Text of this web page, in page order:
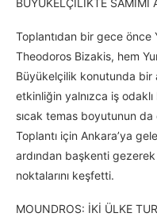
BÜYÜKELÇİLİKTE SAMİMİ
Toplantıdan bir gece önce
Theodoros Bizakis, hem
Büyükelçilik konutunda bir
etkinliğin yalnızca iş
sıcak temas boyutunun
Toplantı için Ankara’ya
ardından başkenti
noktalarını keşfetti.
MOUNDROS: İKİ ÜLKE